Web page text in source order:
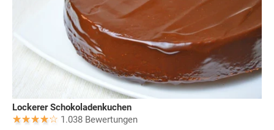
Lockerer Schokoladenkuchen
1.038 Bewertungen